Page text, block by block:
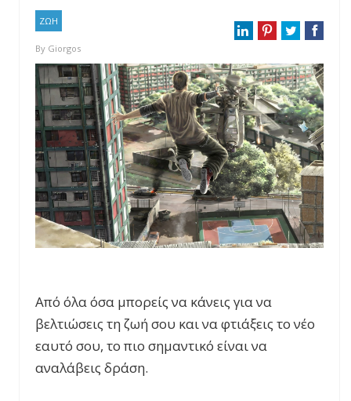
ΖΩΗ
By Giorgos
Από όλα όσα μπορείς να κάνεις για να
βελτιώσεις τη ζωή σου και να φτιάξεις το νέο
εαυτό σου, το πιο σημαντικό είναι να
αναλάβεις δράση.